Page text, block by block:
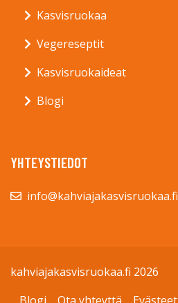
Kasvisruokaa
Vegereseptit
Kasvisruokaideat
Blogi
YHTEYSTIEDOT
info@kahviajakasvisruokaa.fi
kahviajakasvisruokaa.fi 2026